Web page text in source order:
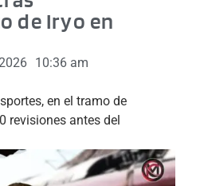
de Iryo en
10:36 am
en el tramo de
revisiones antes del